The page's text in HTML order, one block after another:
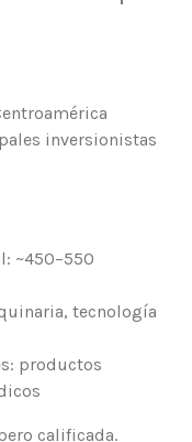
inversionistas
~450–550
tecnología
productos
calificada.